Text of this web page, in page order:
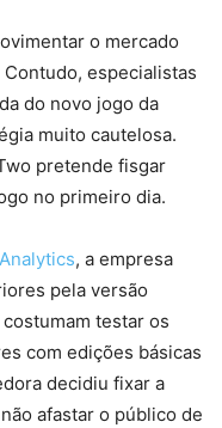
o mercado
especialistas
do novo jogo da
muito cautelosa.
pretende fisgar
no primeiro dia.
, a empresa
pela versão
testar os
com edições básicas
decidiu fixar a
afastar o público de